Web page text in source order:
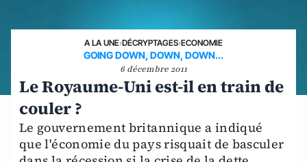
A LA UNE›DÉCRYPTAGES›ECONOMIE
GOING DOWN, DOWN, DOWN...
6 décembre 2011
Le Royaume-Uni est-il en train de
couler ?
Le gouvernement britannique a indiqué
que l'économie du pays risquait de basculer